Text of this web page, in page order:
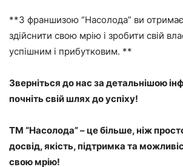
**З франшизою “Насолода” ви
здійснити свою мрію і зробити свій
успішним і прибутковим. **
Зверніться до нас за детальнішою
почніть свій шлях до успіху!
ТМ “Насолода” – це більше, ніж
досвід, якість, підтримка та
свою мрію!